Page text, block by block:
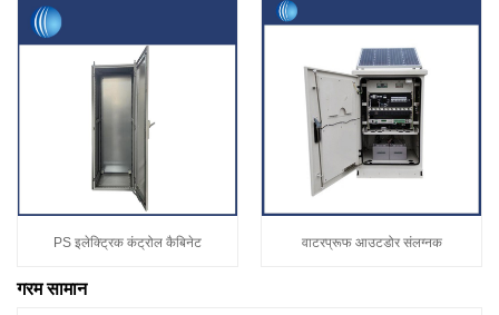
PS इलेक्ट्रिक कंट्रोल कैबिनेट वाटरप्रूफ आउटडोर संलग्नक
गरम सामान